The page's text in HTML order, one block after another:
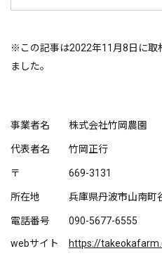
※この記事は2022年11月8日に取
ました。
事業者名 株式会社竹岡農園
代表者名 竹岡正行
〒 669-3131
所在地 兵庫県丹波市山南町
電話番号
090-5677-6555
webサイト
https://